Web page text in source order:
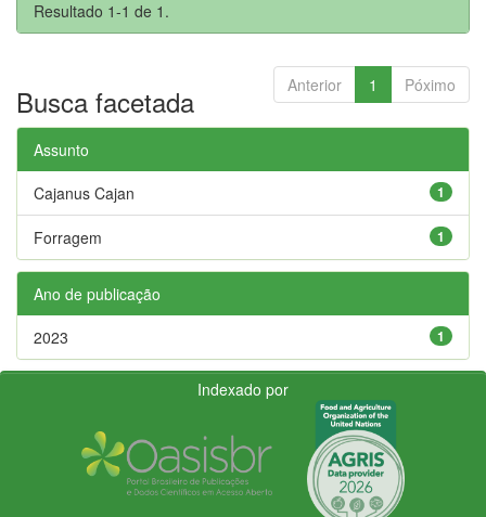
Resultado 1-1 de 1.
Anterior 1 Póximo
Busca facetada
Assunto
1
Cajanus Cajan
1
Forragem
Ano de publicação
1
2023
Indexado por